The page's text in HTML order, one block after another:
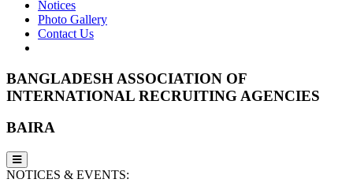
Notices
Photo Gallery
Contact Us
BANGLADESH ASSOCIATION OF
INTERNATIONAL RECRUITING AGENCIES
BAIRA
NOTICES & EVENTS: